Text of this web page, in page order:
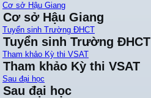
Cơ sở Hậu Giang
Cơ sở Hậu Giang
Tuyển sinh Trường ĐHCT
Tuyển sinh Trường ĐHCT
Tham khảo Kỳ thi VSAT
Tham khảo Kỳ thi VSAT
Sau đại học
Sau đại học